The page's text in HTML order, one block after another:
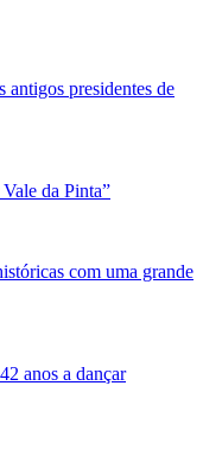
presidentes de
da Pinta”
com uma grande
anos a dançar